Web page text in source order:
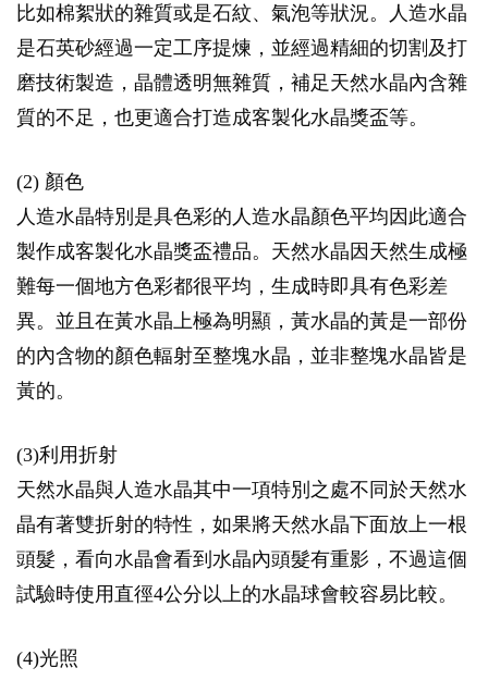
比如棉絮狀的雜質或是石紋、氣泡等狀況。人造水晶
是石英砂經過一定工序提煉，並經過精細的切割及打
磨技術製造，晶體透明無雜質，補足天然水晶內含雜
質的不足，也更適合打造成客製化水晶獎盃等。
(2) 顏色
人造水晶特別是具色彩的人造水晶顏色平均因此適合
製作成客製化水晶獎盃禮品。天然水晶因天然生成極
難每一個地方色彩都很平均，生成時即具有色彩差
異。並且在黃水晶上極為明顯，黃水晶的黃是一部份
的內含物的顏色輻射至整塊水晶，並非整塊水晶皆是
黃的。
(3)利用折射
天然水晶與人造水晶其中一項特別之處不同於天然水
晶有著雙折射的特性，如果將天然水晶下面放上一根
頭髮，看向水晶會看到水晶內頭髮有重影，不過這個
試驗時使用直徑4公分以上的水晶球會較容易比較。
(4)光照